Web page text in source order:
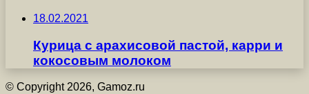
18.02.2021
Курица с арахисовой пастой, карри и
кокосовым молоком
© Copyright 2026, Gamoz.ru